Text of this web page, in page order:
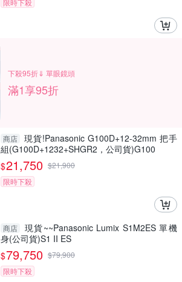
限時下殺
下殺95折⇓ 單眼鏡頭
滿1享95折
商店
現貨!Panasonic G100D+12-32mm 把手
組(G100D+1232+SHGR2，公司貨)G100
$21,750 $21,900
限時下殺
商店
現貨~~Panasonic Lumix S1M2ES 單機
身(公司貨)S1 II ES
$79,750 $79,900
限時下殺